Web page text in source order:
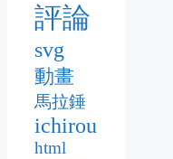
評論
svg
動畫
馬拉錘
ichirou
html